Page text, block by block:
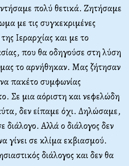
πολύ θετικά. Ζητήσαμε
με τις συγκεκριμένες
Ιεραρχίας και με το
που θα οδηγούσε στη λύση
το αρνήθηκαν. Μας ζήτησαν
πακέτο συμφωνίας
Σε μια αόριστη και νεφελώδη
δεν είπαμε όχι. Δηλώσαμε,
διάλογο. Αλλά ο διάλογος δεν
γίνει σε κλίμα εκβιασμού.
διάλογος και δεν θα